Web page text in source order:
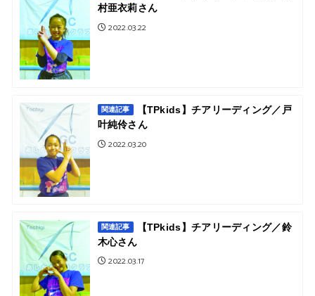
村亜衣莉さん
2022.03.22
関連記事
【TPkids】チアリーディング／戸
叶純伶さん
2022.03.20
関連記事
【TPkids】チアリーディング／鈴
木心さん
2022.03.17